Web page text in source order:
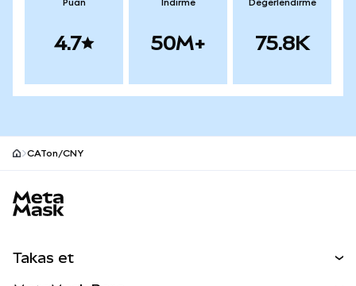
Puan
4.7
İndirme
50M+
Değerlendirme
75.8K
CATon/CNY
Takas et